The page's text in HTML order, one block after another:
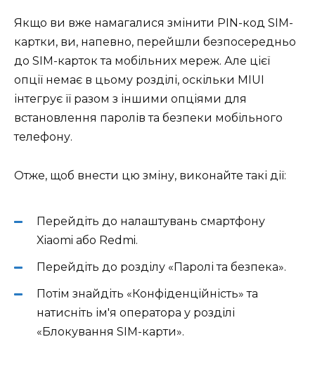
Якщо ви вже намагалися змінити PIN-код SIM-
картки, ви, напевно, перейшли безпосередньо
до SIM-карток та мобільних мереж. Але цієї
опції немає в цьому розділі, оскільки MIUI
інтегрує її разом з іншими опціями для
встановлення паролів та безпеки мобільного
телефону.
Отже, щоб внести цю зміну, виконайте такі дії:
Перейдіть до налаштувань смартфону
Xiaomi або Redmi.
Перейдіть до розділу «Паролі та безпека».
Потім знайдіть «Конфіденційність» та
натисніть ім'я оператора у розділі
«Блокування SIM-карти».